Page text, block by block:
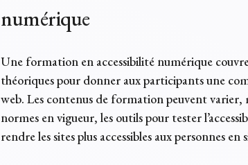
numérique
Une formation en accessibilité numérique
théoriques pour donner aux participants une
web. Les contenus de formation peuvent varier,
normes en vigueur, les outils pour tester
rendre les sites plus accessibles aux personnes